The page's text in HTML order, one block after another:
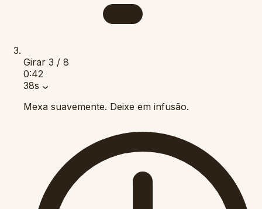
Girar 3 / 8
0:42
38s
Mexa suavemente. Deixe em infusão.